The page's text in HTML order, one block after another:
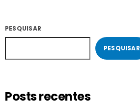
PESQUISAR
PESQUISAR
Posts recentes